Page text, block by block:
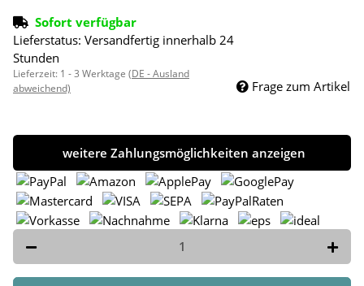
Sofort verfügbar
Lieferstatus: Versandfertig innerhalb 24
Stunden
Lieferzeit: 1 - 3 Werktage (DE - Ausland
abweichend)
Frage zum Artikel
weitere Zahlungsmöglichkeiten anzeigen